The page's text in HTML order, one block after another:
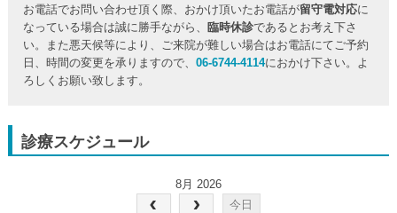
お電話でお問い合わせ頂く際、おかけ頂いたお電話が留守電対応に
なっている場合は誠に勝手ながら、
臨時休診であるとお考え下さ
い。また悪天候等により、ご来院が難しい場合はお電話にてご予約
日、時間の変更を承りますので、06-6744-4114におかけ下さい。よ
ろしくお願い致します。
診療スケジュール
8月 2026
今日